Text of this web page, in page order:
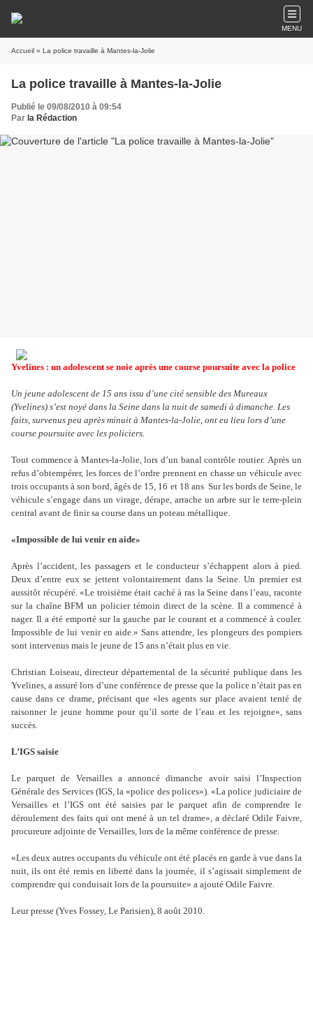
MENU
Accueil » La police travaille à Mantes-la-Jolie
La police travaille à Mantes-la-Jolie
Publié le 09/08/2010 à 09:54
Par la Rédaction
Yvelines : un adolescent se noie après une course poursuite avec la police
Un jeune adolescent de 15 ans issu d’une cité sensible des Mureaux
(Yvelines) s’est noyé dans la Seine dans la nuit de samedi à dimanche. Les
faits, survenus peu après minuit à Mantes-la-Jolie, ont eu lieu lors d’une
course poursuite avec les policiers.
Tout commence à Mantes-la-Jolie, lors d’un banal contrôle routier. Après un
refus d’obtempérer, les forces de l’ordre prennent en chasse un véhicule avec
trois occupants à son bord, âgés de 15, 16 et 18 ans Sur les bords de Seine, le
véhicule s’engage dans un virage, dérape, arrache un arbre sur le terre-plein
central avant de finir sa course dans un poteau métallique.
«Impossible de lui venir en aide»
Après l’accident, les passagers et le conducteur s’échappent alors à pied.
Deux d’entre eux se jettent volontairement dans la Seine. Un premier est
aussitôt récupéré. «Le troisième était caché à ras la Seine dans l’eau, raconte
sur la chaîne BFM un policier témoin direct de la scène. Il a commencé à
nager. Il a été emporté sur la gauche par le courant et a commencé à couler.
Impossible de lui venir en aide.» Sans attendre, les plongeurs des pompiers
sont intervenus mais le jeune de 15 ans n’était plus en vie.
Christian Loiseau, directeur départemental de la sécurité publique dans les
Yvelines, a assuré lors d’une conférence de presse que la police n’était pas en
cause dans ce drame, précisant que «les agents sur place avaient tenté de
raisonner le jeune homme pour qu’il sorte de l’eau et les rejoigne», sans
succès.
L’IGS saisie
Le parquet de Versailles a annoncé dimanche avoir saisi l’Inspection
Générale des Services (IGS, la «police des polices»). «La police judiciaire de
Versailles et l’IGS ont été saisies par le parquet afin de comprendre le
déroulement des faits qui ont mené à un tel drame», a déclaré Odile Faivre,
procureure adjointe de Versailles, lors de la même conférence de presse.
«Les deux autres occupants du véhicule ont été placés en garde à vue dans la
nuit, ils ont été remis en liberté dans la journée, il s’agissait simplement de
comprendre qui conduisait lors de la poursuite» a ajouté Odile Faivre.
Leur presse (Yves Fossey, Le Parisien), 8 août 2010.